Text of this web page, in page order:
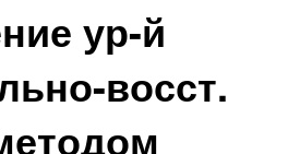
ур-й
восст.